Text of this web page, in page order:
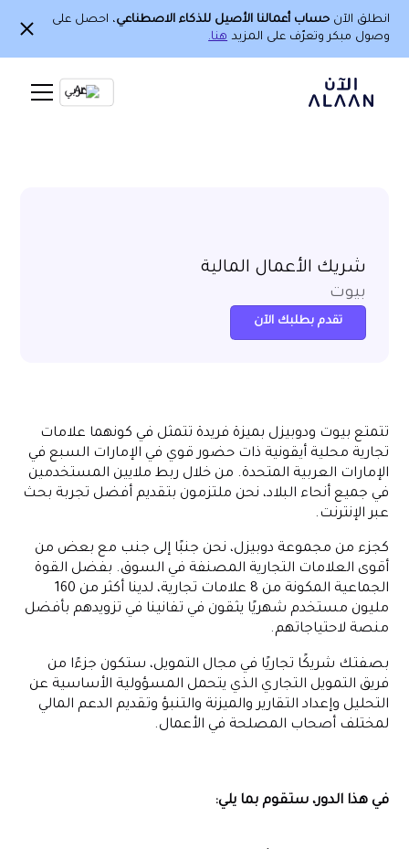
انطلق الآن حساب أعمالنا الأصيل للذكاء الاصطناعي، احصل على
وصول مبكر وتعرّف على المزيد هنا.
Ar
شريك الأعمال المالية
بيوت
تقدم بطلبك الآن
تتمتع بيوت ودوبيزل بميزة فريدة تتمثل في كونهما علامات
تجارية محلية أيقونية ذات حضور قوي في الإمارات السبع في
الإمارات العربية المتحدة. من خلال ربط ملايين المستخدمين
في جميع أنحاء البلاد، نحن ملتزمون بتقديم أفضل تجربة بحث
عبر الإنترنت.
كجزء من مجموعة دوبيزل، نحن جنبًا إلى جنب مع بعض من
أقوى العلامات التجارية المصنفة في السوق. بفضل القوة
الجماعية المكونة من 8 علامات تجارية، لدينا أكثر من 160
مليون مستخدم شهريًا يثقون في تفانينا في تزويدهم بأفضل
منصة لاحتياجاتهم.
بصفتك شريكًا تجاريًا في مجال التمويل، ستكون جزءًا من
فريق التمويل التجاري الذي يتحمل المسؤولية الأساسية عن
التحليل وإعداد التقارير والميزنة والتنبؤ وتقديم الدعم المالي
لمختلف أصحاب المصلحة في الأعمال.
في هذا الدور، ستقوم بما يلي: